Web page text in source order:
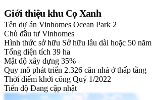
Giới thiệu khu Cọ Xanh
Tên dự án Vinhomes Ocean Park 2
Chủ đầu tư Vinhomes
Hình thức sở hữu Sở hữu lâu dài hoặc 50 năm
Tổng diện tích 39 ha
Mật độ xây dựng 35%
Quy mô phát triển 2.326 căn nhà ở thấp tầng
Thời điểm khởi công Quý 1/2022
Tiến độ Đang cập nhật